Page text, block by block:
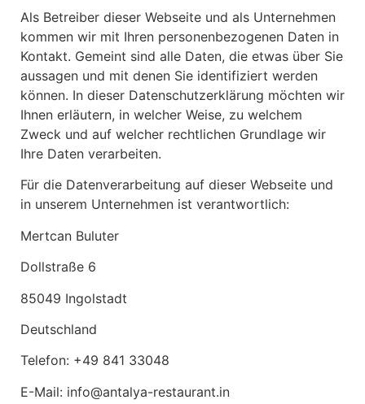
Als Betreiber dieser Webseite und als Unternehmen
kommen wir mit Ihren personenbezogenen Daten in
Kontakt. Gemeint sind alle Daten, die etwas über Sie
aussagen und mit denen Sie identifiziert werden
können. In dieser Datenschutzerklärung möchten wir
Ihnen erläutern, in welcher Weise, zu welchem
Zweck und auf welcher rechtlichen Grundlage wir
Ihre Daten verarbeiten.
Für die Datenverarbeitung auf dieser Webseite und
in unserem Unternehmen ist verantwortlich:
Mertcan Buluter
Dollstraße 6
85049 Ingolstadt
Deutschland
Telefon: +49 841 33048
E-Mail: info@antalya-restaurant.in